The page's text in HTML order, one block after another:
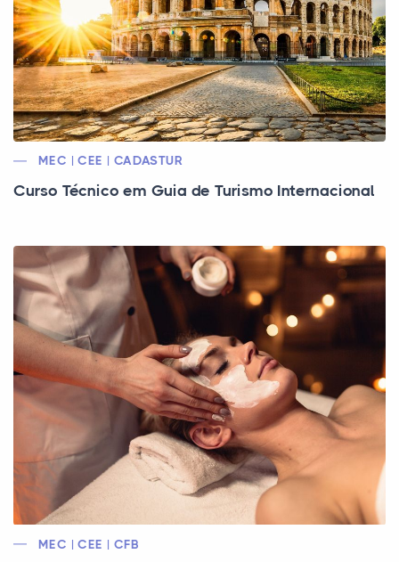
MEC | CEE | CADASTUR
Curso Técnico em Guia de Turismo Internacional
MEC | CEE | CFB